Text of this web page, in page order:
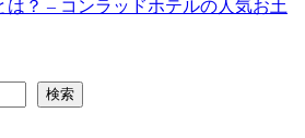
は？ – コンラッドホテルの人気お土
検索